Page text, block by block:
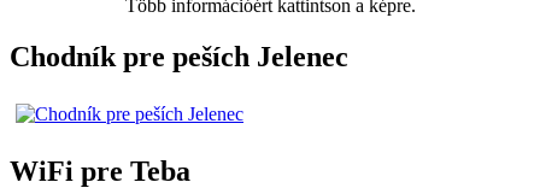
Több információért kattintson a képre.
Chodník pre peších Jelenec
WiFi pre Teba